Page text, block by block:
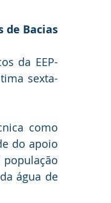
de Bacias
da EEP-
sexta-
como
do apoio
água de